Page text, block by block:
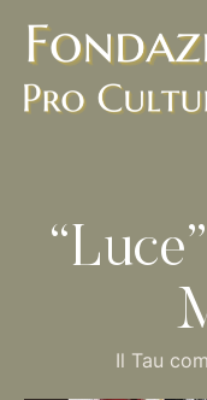
Il Tau